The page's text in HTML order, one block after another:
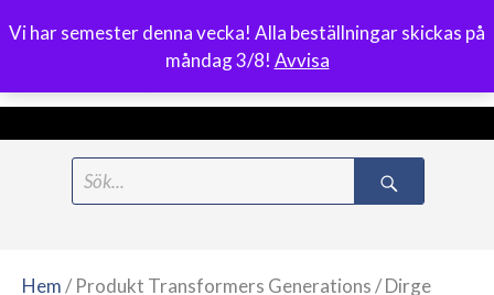
Vi har semester denna vecka! Alla beställningar skickas på
måndag 3/8! Avvisa
0
Meny
Hem/ Produkt Transformers Generations / Dirge